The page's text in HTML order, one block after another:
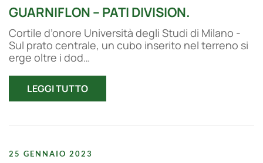
GUARNIFLON – PATI DIVISION.
Cortile d’onore Università degli Studi di Milano -
Sul prato centrale, un cubo inserito nel terreno si
erge oltre i dod…
LEGGI TUTTO
25 GENNAIO 2023